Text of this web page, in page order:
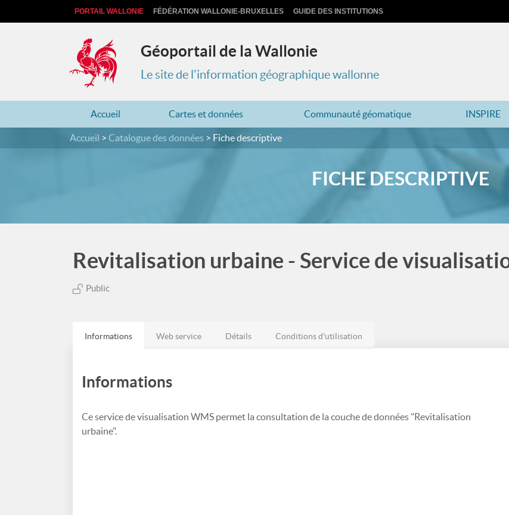
PORTAIL WALLONIE FÉDÉRATION WALLONIE-BRUXELLES GUIDE DES INSTITUTIONS
Géoportail de la Wallonie
Le site de l'information géographique wallonne
Accueil Cartes et données Communauté géomatique INSPIRE
Accueil Catalogue des données Fiche descriptive
FICHE DESCRIPTIVE
Revitalisation urbaine - Service de
Public
Informations Web service Détails Conditions d'utilisation
Informations
Ce service de visualisation WMS permet la consultation de la couche de données "Revitalisation
urbaine".